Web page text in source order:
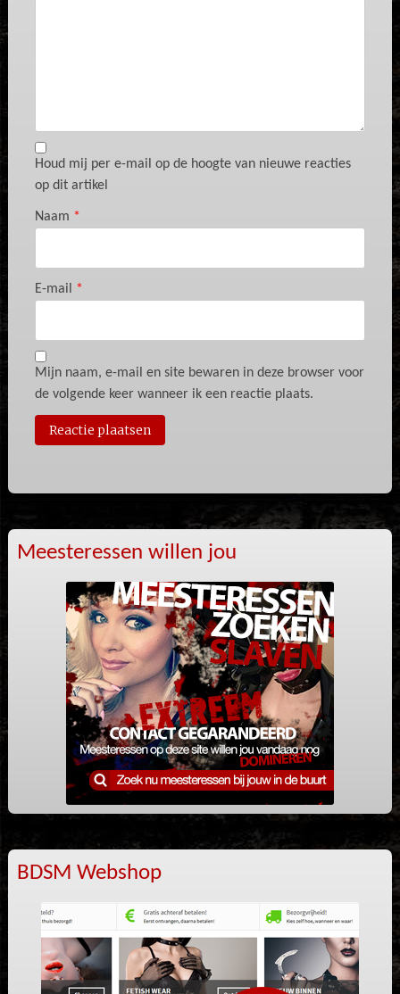
Houd mij per e-mail op de hoogte van nieuwe reacties
op dit artikel
Naam *
E-mail *
Mijn naam, e-mail en site bewaren in deze browser voor
de volgende keer wanneer ik een reactie plaats.
Meesteressen willen jou
BDSM Webshop